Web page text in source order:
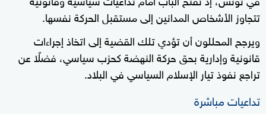
تتجاوز الأشخاص المدانين إلى مستقبل الحركة نفسها.
ويرجح المحللون أن تؤدي تلك القضية إلى اتخاذ إجراءات
قانونية وإدارية بحق حركة النهضة كحزب سياسي، فضلًا عن
تراجع نفوذ تيار الإسلام السياسي في البلاد.
تداعيات مباشرة